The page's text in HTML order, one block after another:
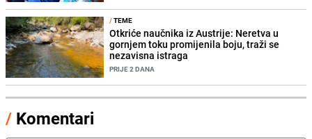
/TEME
Otkriće naučnika iz Austrije: Neretva u
gornjem toku promijenila boju, traži se
nezavisna istraga
PRIJE 2 DANA
/ Komentari